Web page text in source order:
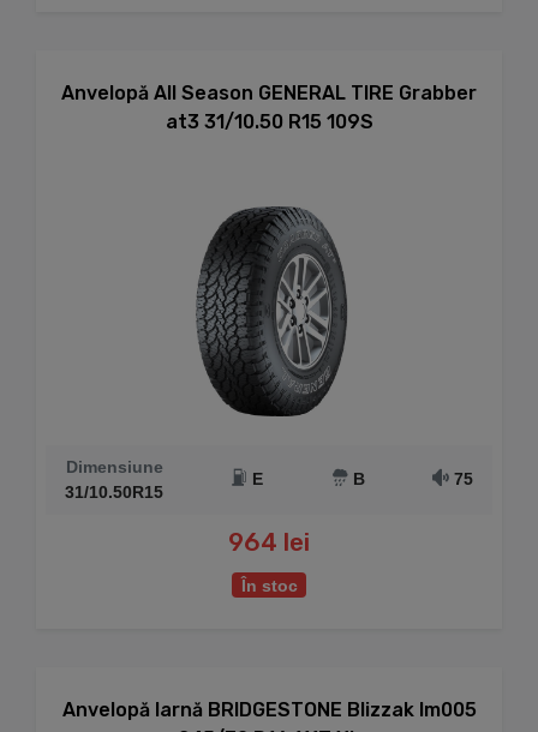
Anvelopă All Season GENERAL TIRE Grabber
at3 31/10.50 R15 109S
Dimensiune
31/10.50R15
E B 75
964 lei
În stoc
Anvelopă Iarnă BRIDGESTONE Blizzak lm005